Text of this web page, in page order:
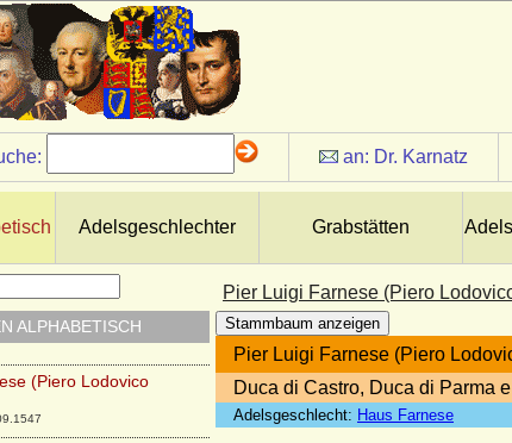
an: Dr. Karnatz
Adelsgeschlechter Grabstätten
Pier Luigi Farnese (Piero
Stammbaum anzeigen
Pier Luigi Farnese (Piero
Duca di Castro, Duca di Parma
Adelsgeschlecht: Haus Farnese
ALPHABETISCH
und Büdingen in
II. de'Medici)
der Ältere
(Piero Lodovico